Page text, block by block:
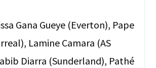
Gana Gueye (Everton), Pape
Lamine Camara (AS
Diarra (Sunderland), Pathé